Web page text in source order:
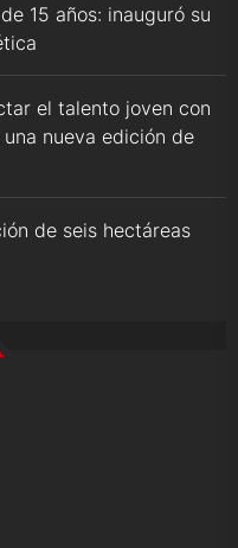
15 años: inauguró su
el talento joven con
nueva edición de
de seis hectáreas